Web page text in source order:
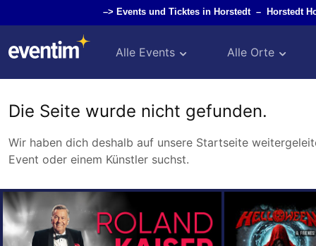
–> Events und Ticktes in Horstedt– Horstedt